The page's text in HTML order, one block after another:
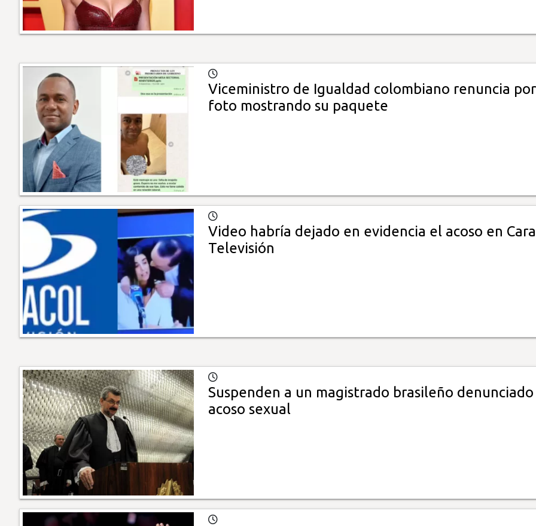
Viceministro de Igualdad colombiano renuncia por
foto mostrando su paquete
Video habría dejado en evidencia el acoso en
Televisión
Suspenden a un magistrado brasileño
acoso sexual